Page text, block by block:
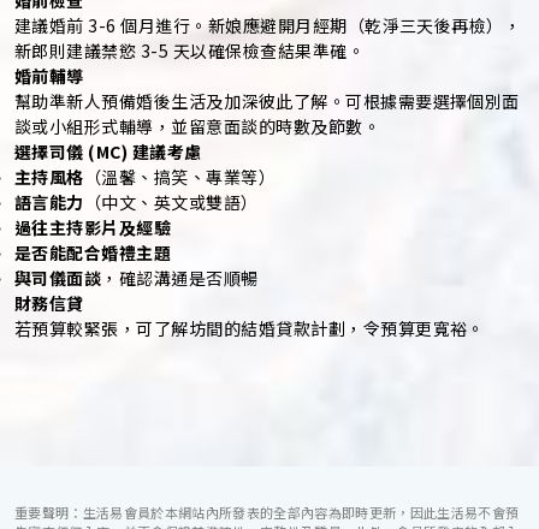
建議婚前 3-6 個月進行。新娘應避開月經期（乾淨三天後再檢），
新郎則建議禁慾 3-5 天以確保檢查結果準確。
婚前輔導
幫助準新人預備婚後生活及加深彼此了解。可根據需要選擇個別面
談或小組形式輔導，並留意面談的時數及節數。
選擇司儀 (MC) 建議考慮
主持風格 （溫馨、搞笑、專業等）
語言能力 （中文、英文或雙語）
過往主持影片及經驗
是否能配合婚禮主題
與司儀面談 ，確認溝通是否順暢
財務信貸
若預算較緊張，可了解坊間的結婚貸款計劃，令預算更寬裕。
重要聲明：生活易會員於本網站內所發表的全部內容為即時更新，因此生活易不會預